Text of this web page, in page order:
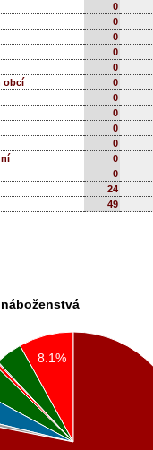
0
0
0
0
0
obcí
0
0
0
0
0
0
0
24
49
8.1%